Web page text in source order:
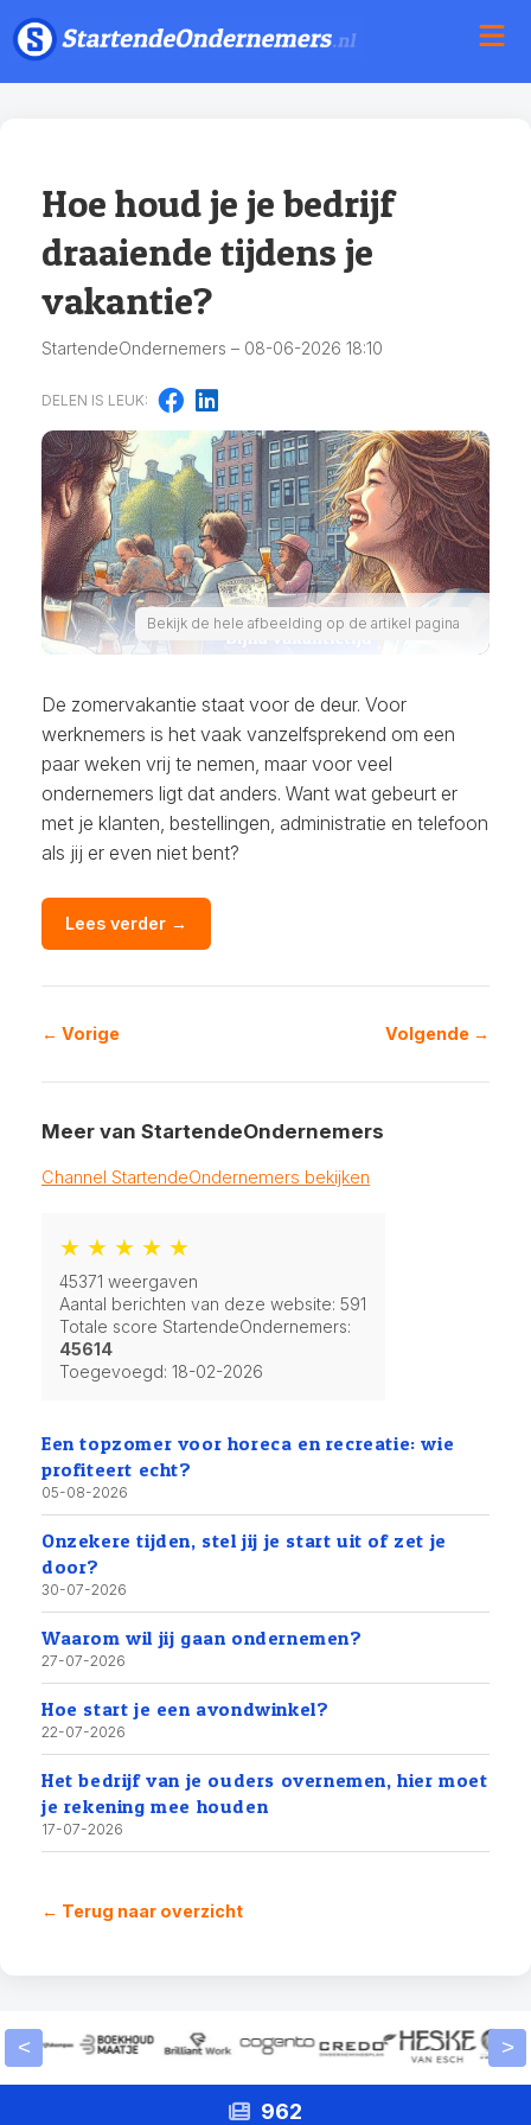
Hoe houd je je bedrijf
draaiende tijdens je
vakantie?
StartendeOndernemers – 08-06-2026 18:10
DELEN IS LEUK:
Bekijk de hele afbeelding op de artikel pagina
De zomervakantie staat voor de deur. Voor
werknemers is het vaak vanzelfsprekend om een
paar weken vrij te nemen, maar voor veel
ondernemers ligt dat anders. Want wat gebeurt er
met je klanten, bestellingen, administratie en telefoon
als jij er even niet bent?
Lees verder →
← Vorige Volgende →
Meer van StartendeOndernemers
Channel StartendeOndernemers bekijken
★ ★ ★ ★ ★
45371 weergaven
Aantal berichten van deze website: 591
Totale score StartendeOndernemers:
45614
Toegevoegd: 18-02-2026
Een topzomer voor horeca en recreatie: wie
profiteert echt?
05-08-2026
Onzekere tijden, stel jij je start uit of zet je
door?
30-07-2026
Waarom wil jij gaan ondernemen?
27-07-2026
Hoe start je een avondwinkel?
22-07-2026
Het bedrijf van je ouders overnemen, hier moet
je rekening mee houden
17-07-2026
← Terug naar overzicht
< >
962